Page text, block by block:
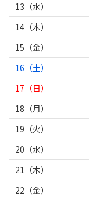
13（水）
14（木）
15（金）
16（土）
17（日）
18（月）
19（火）
20（水）
21（木）
22（金）